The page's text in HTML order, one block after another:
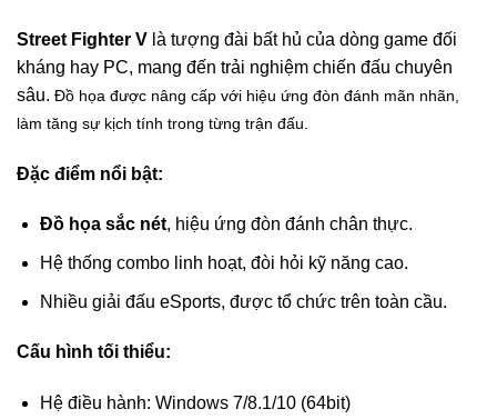
Street Fighter V là tượng đài bất hủ của dòng game đối
kháng hay PC, mang đến trải nghiệm chiến đấu chuyên
sâu. Đồ họa được nâng cấp với hiệu ứng đòn đánh mãn nhãn,
làm tăng sự kịch tính trong từng trận đấu.
Đặc điểm nổi bật:
Đồ họa sắc nét, hiệu ứng đòn đánh chân thực.
Hệ thống combo linh hoạt, đòi hỏi kỹ năng cao.
Nhiều giải đấu eSports, được tổ chức trên toàn cầu.
Cấu hình tối thiểu:
Hệ điều hành: Windows 7/8.1/10 (64bit)